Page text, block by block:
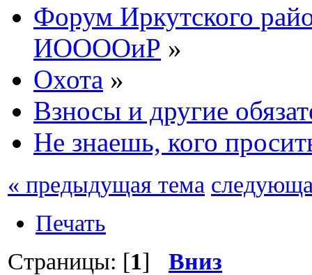
Форум Иркутского
ИООООиР »
Охота »
Взносы и другие
Не знаешь, кого
« предыдущая тема
Печать
Страницы: [1] Вниз